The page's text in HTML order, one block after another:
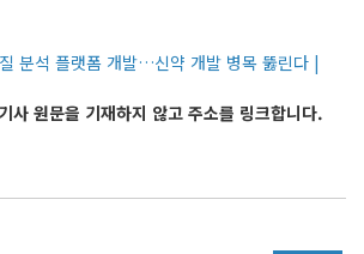
분석 플랫폼 개발…신약 개발 병목 뚫린다 |
사 원문을 기재하지 않고 주소를 링크합니다.